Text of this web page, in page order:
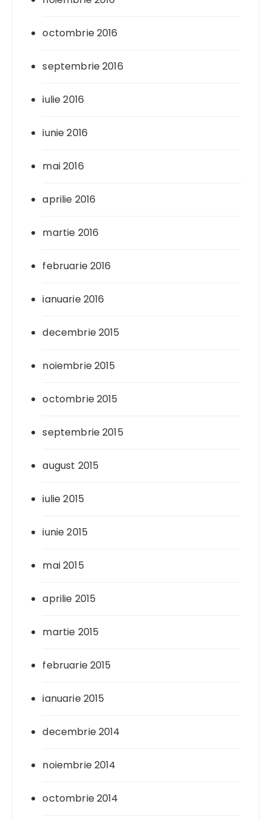
octombrie 2016
septembrie 2016
iulie 2016
iunie 2016
mai 2016
aprilie 2016
martie 2016
februarie 2016
ianuarie 2016
decembrie 2015
noiembrie 2015
octombrie 2015
septembrie 2015
august 2015
iulie 2015
iunie 2015
mai 2015
aprilie 2015
martie 2015
februarie 2015
ianuarie 2015
decembrie 2014
noiembrie 2014
octombrie 2014